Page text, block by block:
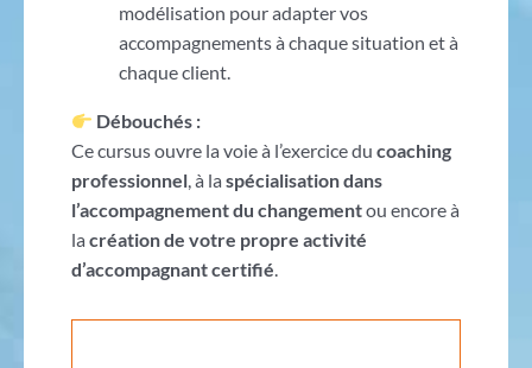
modélisation pour adapter vos
accompagnements à chaque situation et à
chaque client.
Débouchés :
Ce cursus ouvre la voie à l’exercice du coaching
professionnel, à la spécialisation dans
l’accompagnement du changementou encore à
la création de votre propre activité
d’accompagnant certifié.